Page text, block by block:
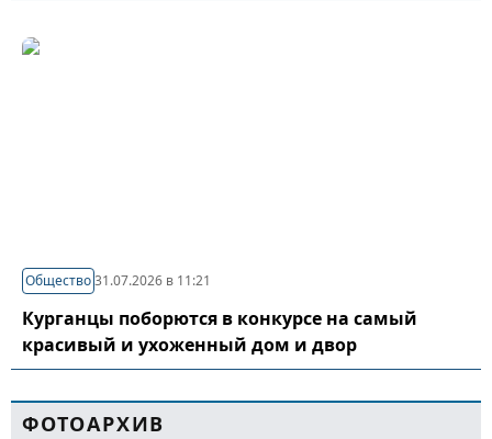
Общество31.07.2026 в 11:21
Курганцы поборются в конкурсе на самый
красивый и ухоженный дом и двор
ФОТОАРХИВ